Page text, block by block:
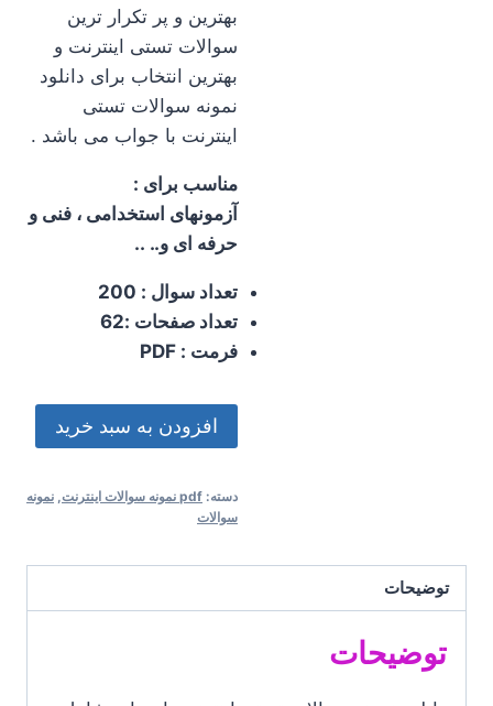
بهترین و پر تکرار ترین
سوالات تستی اینترنت و
بهترین انتخاب برای دانلود
نمونه سوالات تستی
اینترنت با جواب می باشد .
مناسب برای :
آزمونهای استخدامی ، فنی و
حرفه ای و.. ..
تعداد سوال : 200
تعداد صفحات :62
فرمت : PDF
pdf
نمونه
اینترنت
افزودن به سبد خرید
دسته: pdf نمونه سوالات اینترنت , نمونه
سوالات
توضیحات
توضیحات